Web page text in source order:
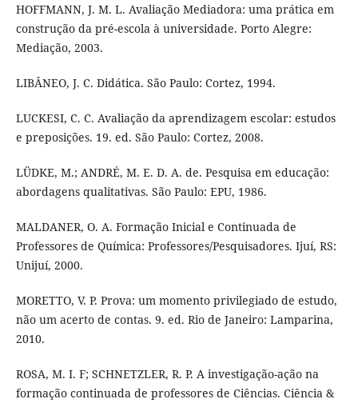
HOFFMANN, J. M. L. Avaliação Mediadora: uma prática em
construção da pré-escola à universidade. Porto Alegre:
Mediação, 2003.
LIBÂNEO, J. C. Didática. São Paulo: Cortez, 1994.
LUCKESI, C. C. Avaliação da aprendizagem escolar: estudos
e preposições. 19. ed. São Paulo: Cortez, 2008.
LÜDKE, M.; ANDRÉ, M. E. D. A. de. Pesquisa em educação:
abordagens qualitativas. São Paulo: EPU, 1986.
MALDANER, O. A. Formação Inicial e Continuada de
Professores de Química: Professores/Pesquisadores. Ijuí, RS:
Unijuí, 2000.
MORETTO, V. P. Prova: um momento privilegiado de estudo,
não um acerto de contas. 9. ed. Rio de Janeiro: Lamparina,
2010.
ROSA, M. I. F; SCHNETZLER, R. P. A investigação-ação na
formação continuada de professores de Ciências. Ciência &